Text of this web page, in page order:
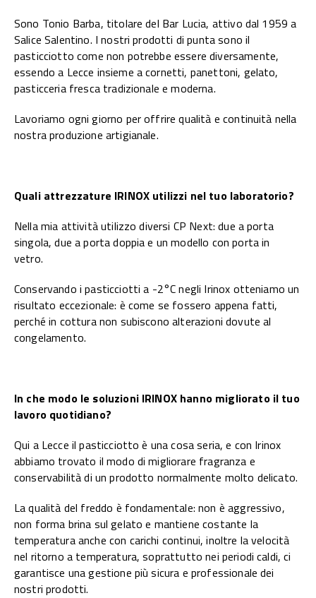
Sono Tonio Barba, titolare del Bar Lucia, attivo dal 1959 a
Salice Salentino. I nostri prodotti di punta sono il
pasticciotto come non potrebbe essere diversamente,
essendo a Lecce insieme a cornetti, panettoni, gelato,
pasticceria fresca tradizionale e moderna.
Lavoriamo ogni giorno per offrire qualità e continuità nella
nostra produzione artigianale.
Quali attrezzature IRINOX utilizzi nel tuo laboratorio?
Nella mia attività utilizzo diversi CP Next: due a porta
singola, due a porta doppia e un modello con porta in
vetro.
Conservando i pasticciotti a -2°C negli Irinox otteniamo un
risultato eccezionale: è come se fossero appena fatti,
perché in cottura non subiscono alterazioni dovute al
congelamento.
In che modo le soluzioni IRINOX hanno migliorato il tuo
lavoro quotidiano?
Qui a Lecce il pasticciotto è una cosa seria, e con Irinox
abbiamo trovato il modo di migliorare fragranza e
conservabilità di un prodotto normalmente molto delicato.
La qualità del freddo è fondamentale: non è aggressivo,
non forma brina sul gelato e mantiene costante la
temperatura anche con carichi continui, inoltre la velocità
nel ritorno a temperatura, soprattutto nei periodi caldi, ci
garantisce una gestione più sicura e professionale dei
nostri prodotti.